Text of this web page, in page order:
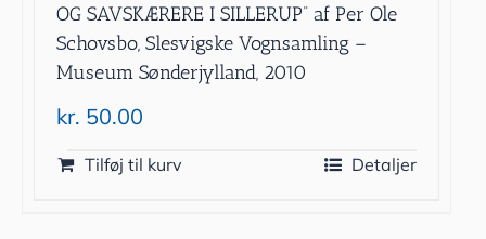
OG SAVSKÆRERE I SILLERUP” af Per Ole
Schovsbo, Slesvigske Vognsamling –
Museum Sønderjylland, 2010
kr. 50.00
Tilføj til kurv Detaljer